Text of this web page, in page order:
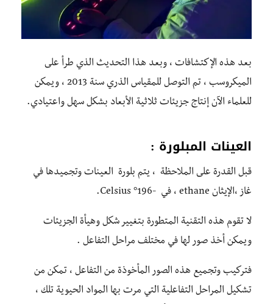
بعد هذه الإكتشافات ، وبعد هذا التحديث الذي طرأ على
الميكروسب ، تم التوصل للمقياس الذري سنة 2013 ، ويمكن
للعلماء الآن إنتاج جزيئات ثلاثية الأبعاد بشكل سهل واعتيادي.
العينات المبلورة :
قبل القدرة على الملاحظة ، يتم بلورة العينات وتجميدها في
غاز ،الإيثان ethane ، في -196° Celsius.
لا تقوم هذه التقنية المتطورة بتغيير شكل وهيأة الجزيئات
ويمكن أخذ صور لها في مختلف مراحل التفاعل .
فتركيب وتجميع هذه الصور المأخوذة من التفاعل ، تمكن من
تشكيل المراحل التفاعلية التي مرت بها المواد الحيوية تلك ،